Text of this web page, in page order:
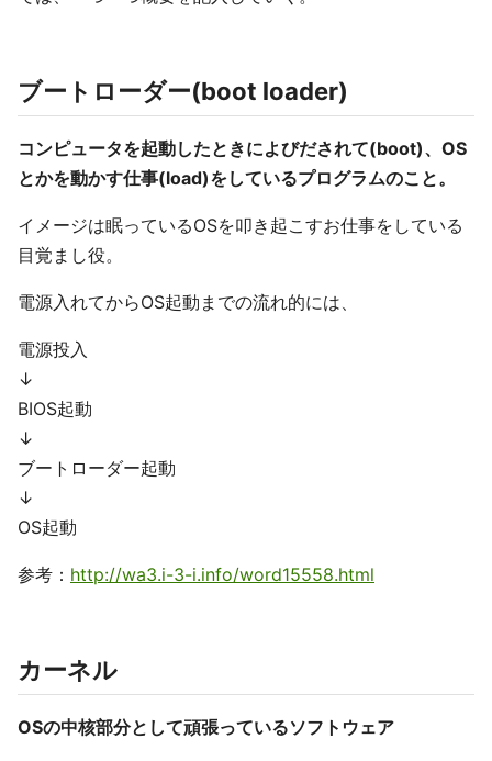
ブートローダー(boot loader)
コンピュータを起動したときによびだされて(boot)、OS
とかを動かす仕事(load)をしているプログラムのこと。
イメージは眠っているOSを叩き起こすお仕事をしている
目覚まし役。
電源入れてからOS起動までの流れ的には、
電源投入
↓
BIOS起動
↓
ブートローダー起動
↓
OS起動
参考： http://wa3.i-3-i.info/word15558.html
カーネル
OSの中核部分として頑張っているソフトウェア